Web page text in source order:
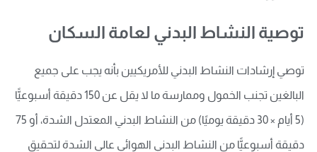
توصية النشاط البدني لعامة السكان
توصي إرشادات النشاط البدني للأمريكيين بأنه يجب على جميع
البالغين تجنب الخمول وممارسة ما لا يقل عن 150 دقيقة أسبوعيًّا
(5 أيام × 30 دقيقة يوميًا) من النشاط البدني المعتدل الشدة، أو 75
دقيقة أسبوعيًّا من النشاط البدني الهوائي عالي الشدة لتحقيق